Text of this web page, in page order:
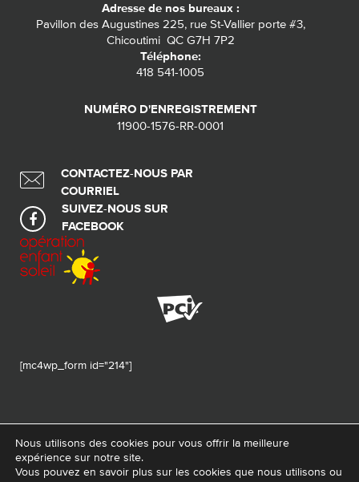
Adresse de nos bureaux :
Pavillon des Augustines 225, rue St-Vallier porte #3,
Chicoutimi QC G7H 7P2
Téléphone:
418 541-1005
NUMÉRO D'ENREGISTREMENT
11900-1576-RR-0001
CONTACTEZ-NOUS PAR
COURRIEL
SUIVEZ-NOUS SUR
FACEBOOK
[mc4wp_form id="214"]
© 2026 Tous droits réservés - Fondation de ma vie – Pour la santé de la
Nous utilisons des cookies pour vous offrir la meilleure
expérience sur notre site.
Vous pouvez en savoir plus sur les cookies que nous utilisons ou